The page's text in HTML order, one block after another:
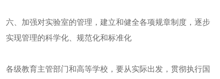
六、加强对实验室的管理，建立和健全各项规章制度，逐步
实现管理的科学化、规范化和标准化
各级教育主管部门和高等学校，要从实际出发，贯彻执行国